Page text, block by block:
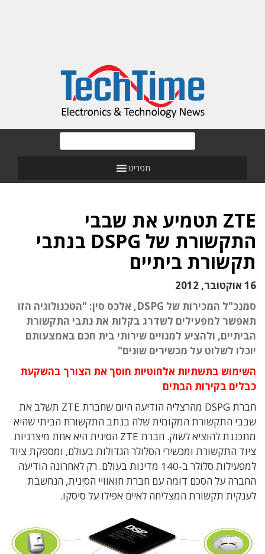
תפריט
ZTE תטמיע את שבבי
התקשורת של DSPG בנתבי
תקשורת ביתיים
16 אוקטובר, 2012
סמנכ"ל המכירות של DSPG, אלכס סין: "הטכנולוגיה הזו
תאפשר למפעילים לשדרג בקלות את נתבי התקשורת
הביתיים, ולהציע למנויים שירותי בית חכם באמצעותם
יוכלו לשלוט על מכשירים שונים"
השימוש בתשתיות אלחוטיות חוסך את הצורך בהשקעת
כבלים בקירות הבתים
חברת DSPG מהרצליה הודיעה היום שחברת ZTE תשלב את
שבבי התקשורת המקומית שלה בנתב התקשורת הביתי שהיא
מתכננת להוציא לשוק. חברת ZTE הסינית היא אחת מיצרניות
ציוד התקשורת ומכשירי הסלולר הגדולות בעולם, ומספקת ציוד
למפעילות סלולר ב-140 מדינות בעולם. רק לאחרונה הודיעה
החברה על הסכם דומה עם חברת חואוויי הסינית, הנחשבת
לענקית תקשורת המצליחה לאיים אפילו על סיסקו.